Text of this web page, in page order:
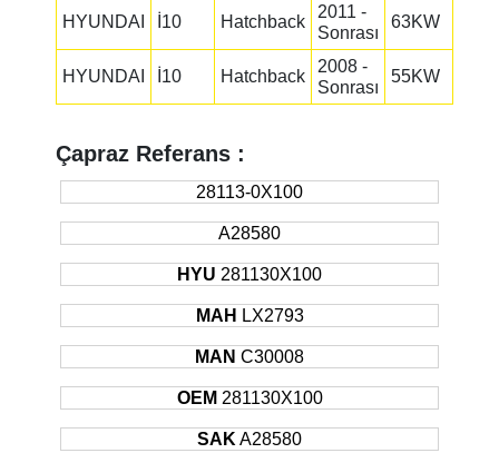
HYUNDAI İ10 Hatchback
2011 -
Sonrası
63KW
HYUNDAI İ10 Hatchback
2008 -
Sonrası
55KW
Çapraz Referans :
28113-0X100
A28580
HYU 281130X100
MAH LX2793
MAN C30008
OEM 281130X100
SAK A28580